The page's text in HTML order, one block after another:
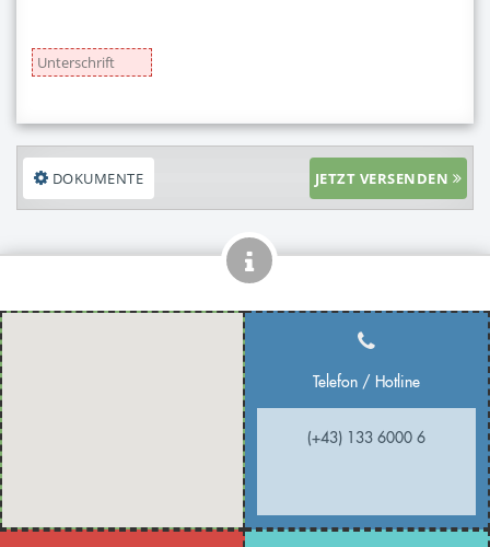
DOKUMENTE JETZT VERSENDEN
Telefon / Hotline
(+43) 133 6000 6